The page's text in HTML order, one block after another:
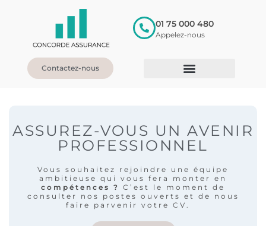
01 75 000 480
Appelez-nous
Contactez-nous
ASSUREZ-VOUS UN AVENIR
PROFESSIONNEL
Vous souhaitez rejoindre une équipe
ambitieuse qui vous fera monter en
compétences ? C’est le moment de
consulter nos postes ouverts et de nous
faire parvenir votre CV.